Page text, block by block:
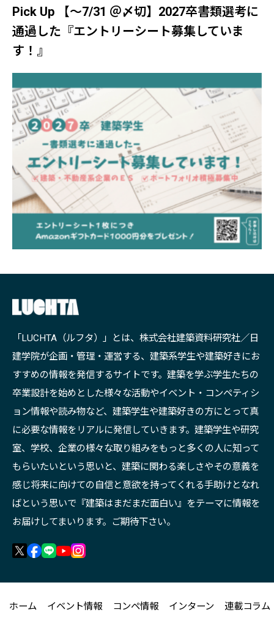
Pick Up 【～7/31 ＠〆切】2027卒書類選考に
通過した『エントリーシート募集していま
す！』
「LUCHTA（ルフタ）」とは、株式会社建築資料研究社／日
建学院が企画・管理・運営する、建築系学生や建築好きにお
すすめの情報を発信するサイトです。建築を学ぶ学生たちの
卒業設計を始めとした様々な活動やイベント・コンペティシ
ョン情報や読み物など、建築学生や建築好きの方にとって真
に必要な情報をリアルに発信していきます。建築学生や研究
室、学校、企業の様々な取り組みをもっと多くの人に知って
もらいたいという思いと、建築に関わる楽しさやその意義を
感じ将来に向けての自信と意欲を持ってくれる手助けとなれ
ばという思いで『建築はまだまだ面白い』をテーマに情報を
お届けしてまいります。ご期待下さい。
ホーム イベント情報 コンペ情報 インターン 連載コラム